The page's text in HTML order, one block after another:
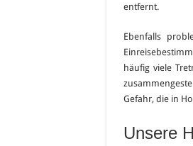
entfernt.
Ebenfalls
häufig viele
Gefahr, die in
Unsere